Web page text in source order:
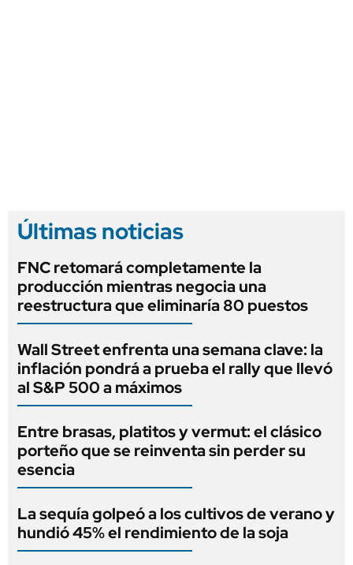
Últimas noticias
FNC retomará completamente la
producción mientras negocia una
reestructura que eliminaría 80 puestos
Wall Street enfrenta una semana clave: la
inflación pondrá a prueba el rally que llevó
al S&P 500 a máximos
Entre brasas, platitos y vermut: el clásico
porteño que se reinventa sin perder su
esencia
La sequía golpeó a los cultivos de verano y
hundió 45% el rendimiento de la soja